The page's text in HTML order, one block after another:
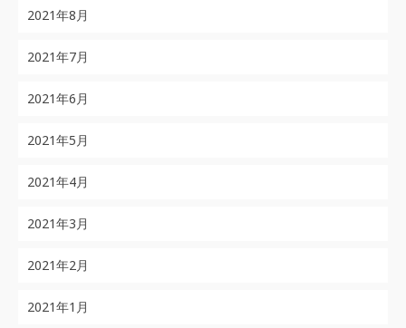
2021年8月
2021年7月
2021年6月
2021年5月
2021年4月
2021年3月
2021年2月
2021年1月